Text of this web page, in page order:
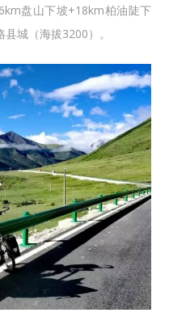
盘山下坡+18km柏油陡下
城（海拔3200）。